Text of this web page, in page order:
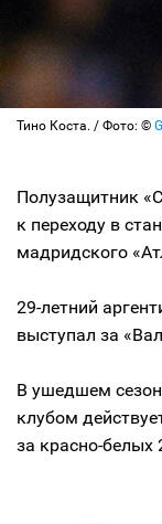
Тино Коста. / Фото: ©
Полузащитник
к переходу в
мадридского
29-летний
выступал за
В ушедшем
клубом
за красно-белых